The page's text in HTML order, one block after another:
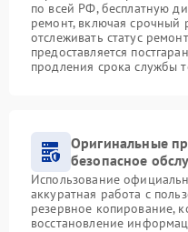
по всей РФ, бесплатную
ремонт, включая срочный
отслеживать статус
предоставляется
продления срока службы
Оригинальные
безопасное
Использование
аккуратная работа с
резервное копирование,
восстановление